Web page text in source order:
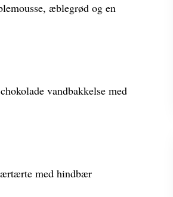
æblegrød og en
vandbakkelse med
med hindbær